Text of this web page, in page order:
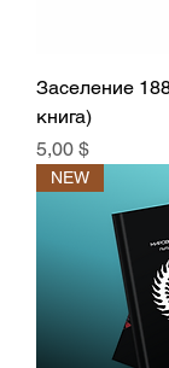
Заселение
книга)
Цена
5,00 $
NEW